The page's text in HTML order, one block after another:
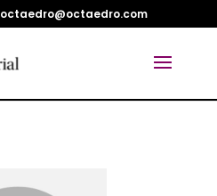
octaedro@octaedro.com